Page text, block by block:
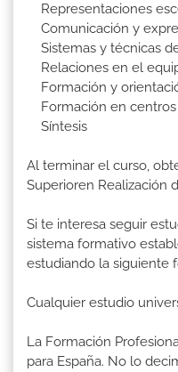
Representaciones
Comunicación y
Sistemas y técnicas
Relaciones en el
Formación y
Formación en centros
Síntesis
Al terminar el curso,
Superioren Realización
Si te interesa seguir
sistema formativo
estudiando la siguiente
Cualquier estudio
La Formación
para España. No lo